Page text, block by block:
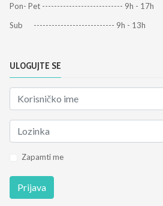
Pon- Pet --------------------------- 9h - 17h
Sub --------------------------- 9h - 13h
ULOGUJTE SE
Zapamti me
Prijava